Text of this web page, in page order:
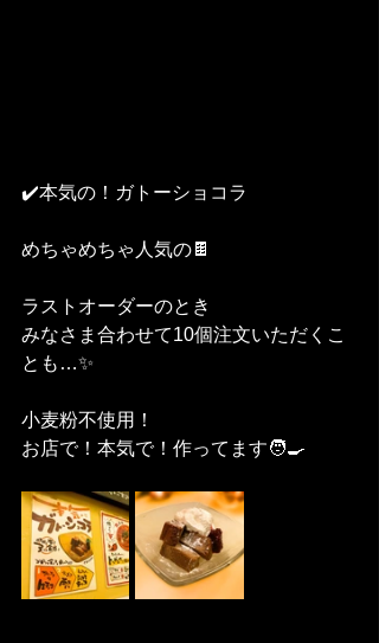
✔️本気の！ガトーショコラ
めちゃめちゃ人気の🍫
ラストオーダーのとき
みなさま合わせて10個注文いただくこ
とも…✨
小麦粉不使用！
お店で！本気で！作ってます🧑‍🍳